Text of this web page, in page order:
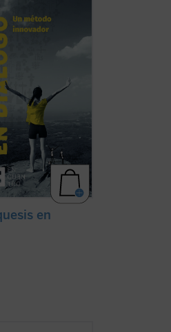
a la catequesis
ficha)
en